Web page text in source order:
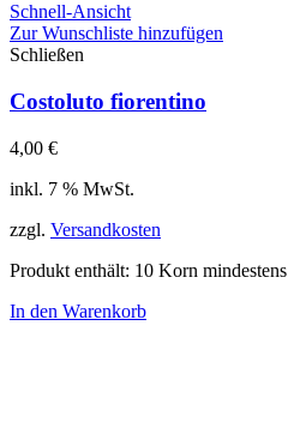
Schnell-Ansicht
Zur Wunschliste hinzufügen
Schließen
Costoluto fiorentino
4,00 €
inkl. 7 % MwSt.
zzgl. Versandkosten
Produkt enthält: 10 Korn mindestens
In den Warenkorb